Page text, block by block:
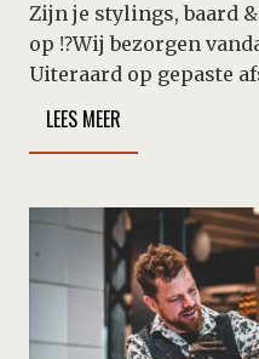
Zijn je stylings, baard
op ⁉️Wij bezorgen
Uiteraard op gepaste
LEES MEER